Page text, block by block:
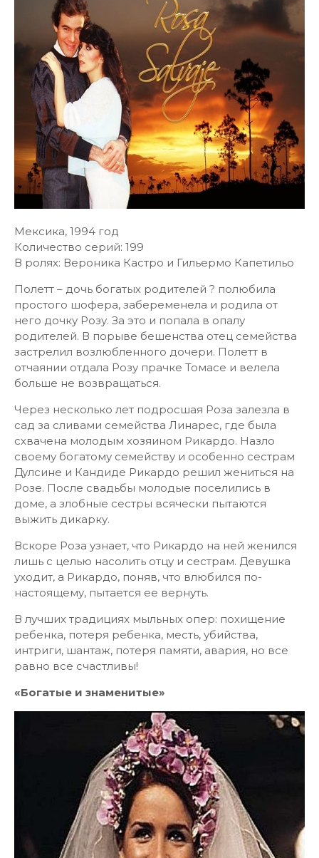
Мексика, 1994 год
Количество серий: 199
В ролях: Вероника Кастро и Гильермо Капетильо
Полетт – дочь богатых родителей ? полюбила
простого шофера, забеременела и родила от
него дочку Розу. За это и попала в опалу
родителей. В порыве бешенства отец семейства
застрелил возлюбленного дочери. Полетт в
отчаянии отдала Розу прачке Томасе и велела
больше не возвращаться.
Через несколько лет подросшая Роза залезла в
сад за сливами семейства Линарес, где была
схвачена молодым хозяином Рикардо. Назло
своему богатому семейству и особенно сестрам
Дулсине и Кандиде Рикардо решил жениться на
Розе. После свадьбы молодые поселились в
доме, а злобные сестры всячески пытаются
выжить дикарку.
Вскоре Роза узнает, что Рикардо на ней женился
лишь с целью насолить отцу и сестрам. Девушка
уходит, а Рикардо, поняв, что влюбился по-
настоящему, пытается ее вернуть.
В лучших традициях мыльных опер: похищение
ребенка, потеря ребенка, месть, убийства,
интриги, шантаж, потеря памяти, авария, но все
равно все счастливы!
«Богатые и знаменитые»